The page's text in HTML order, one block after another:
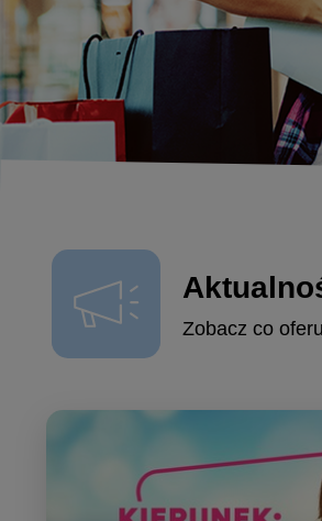
Zobacz co